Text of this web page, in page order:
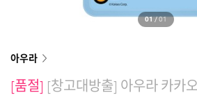
01/01
아우라
[품절] [창고대방출] 아우라 카카